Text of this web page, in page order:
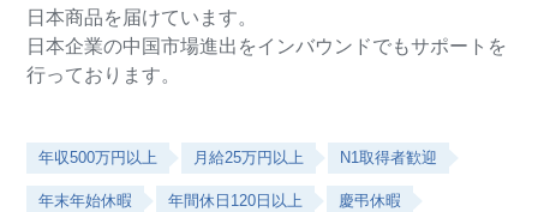
日本商品を届けています。
日本企業の中国市場進出をインバウンドでもサポートを
行っております。
年収500万円以上 月給25万円以上 N1取得者歓迎
年末年始休暇 年間休日120日以上 慶弔休暇